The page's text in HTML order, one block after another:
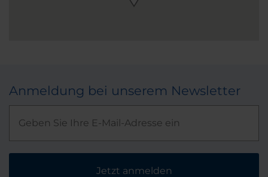
Anmeldung bei unserem Newsletter
Jetzt anmelden